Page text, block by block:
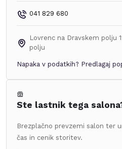
041 829 680
Lovrenc na Dravskem polju
polju
Napaka v podatkih? Predlagaj
Ste lastnik tega
Brezplačno prevzemi salon ter
čas in cenik storitev.